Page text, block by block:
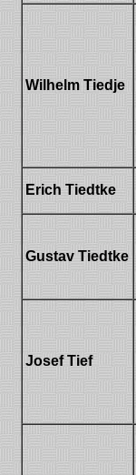
Wilhelm Tiedje
Erich Tiedtke
Gustav Tiedtke
Josef Tief